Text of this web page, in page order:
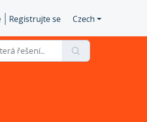
Registrujte se Czech